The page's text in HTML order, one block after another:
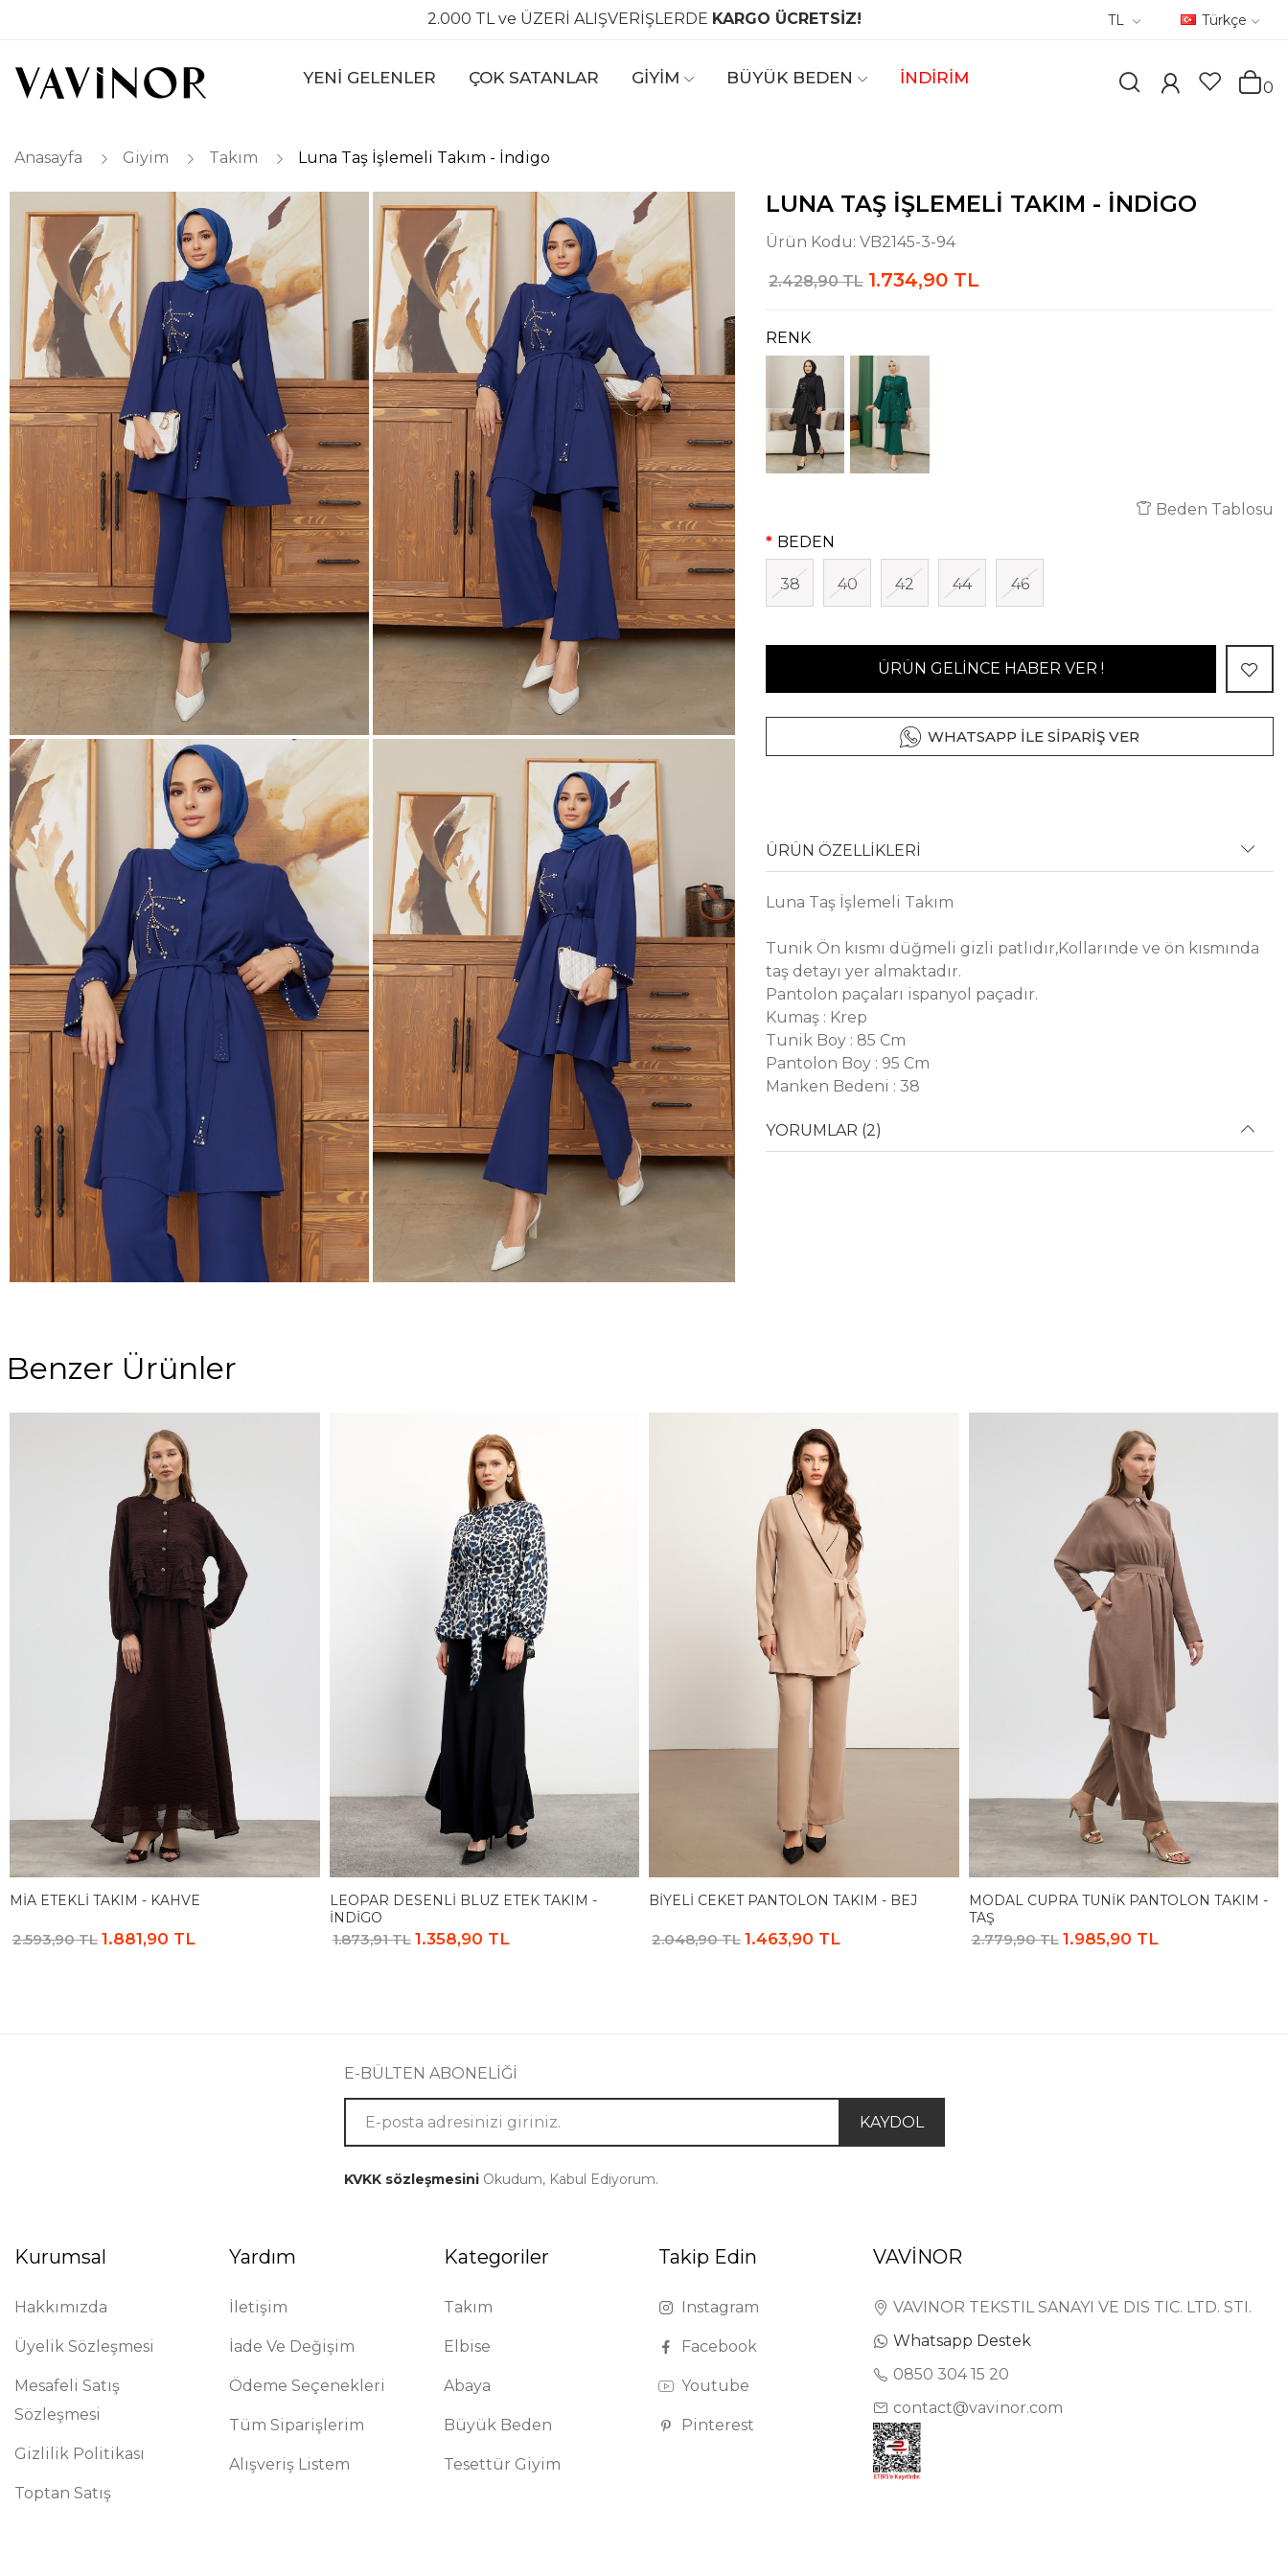
2.000 TL ve ÜZERİ ALIŞVERİŞLERDE KARGO ÜCRETSİZ! TL Türkçe
YENİ GELENLER ÇOK SATANLAR GİYİM BÜYÜK BEDEN İNDİRİM
0
Anasayfa Giyim Takım Luna Taş İşlemeli Takım - İndigo
LUNA TAŞ İŞLEMELI TAKIM - İNDIGO
Ürün Kodu: VB2145-3-94
2.428,90 TL 1.734,90 TL
RENK
Beden Tablosu
BEDEN
38 40 42 44 46
ÜRÜN GELİNCE HABER VER !
WHATSAPP İLE SİPARİŞ VER
ÜRÜN ÖZELLİKLERİ
Luna Taş İşlemeli Takım
Tunik Ön kısmı düğmeli gizli patlıdır,Kollarınde ve ön kısmında
taş detayı yer almaktadır.
Pantolon paçaları ispanyol paçadır.
Kumaş : Krep
Tunik Boy : 85 Cm
Pantolon Boy : 95 Cm
Manken Bedeni : 38
YORUMLAR (2)
Benzer Ürünler
MIA ETEKLI TAKIM - KAHVE
2.593,90 TL 1.881,90 TL
LEOPAR DESENLI BLUZ ETEK TAKIM -
İNDIGO
1.873,91 TL 1.358,90 TL
BIYELI CEKET PANTOLON TAKIM - BEJ
2.048,90 TL 1.463,90 TL
MODAL CUPRA TUNIK PANTOLON TAKIM -
TAŞ
2.779,90 TL 1.985,90 TL
E-BÜLTEN ABONELİĞİ
KAYDOL
KVKK sözleşmesiniOkudum, Kabul Ediyorum.
Kurumsal
Hakkımızda
Üyelik Sözleşmesi
Mesafeli Satış
Sözleşmesi
Gizlilik Politikası
Toptan Satış
Yardım
İletişim
İade Ve Değişim
Ödeme Seçenekleri
Tüm Siparişlerim
Alışveriş Listem
Kategoriler
Takım
Elbise
Abaya
Büyük Beden
Tesettür Giyim
Takip Edin
Instagram
Facebook
Youtube
Pinterest
VAVİNOR
VAVINOR TEKSTIL SANAYI VE DIS TIC. LTD. STI.
Whatsapp Destek
0850 304 15 20
contact@vavinor.com